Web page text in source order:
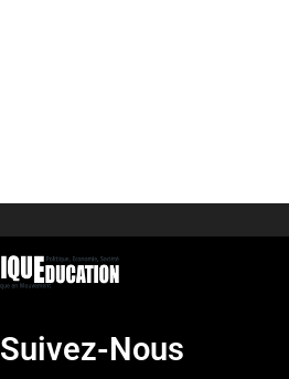
Suivez-Nous